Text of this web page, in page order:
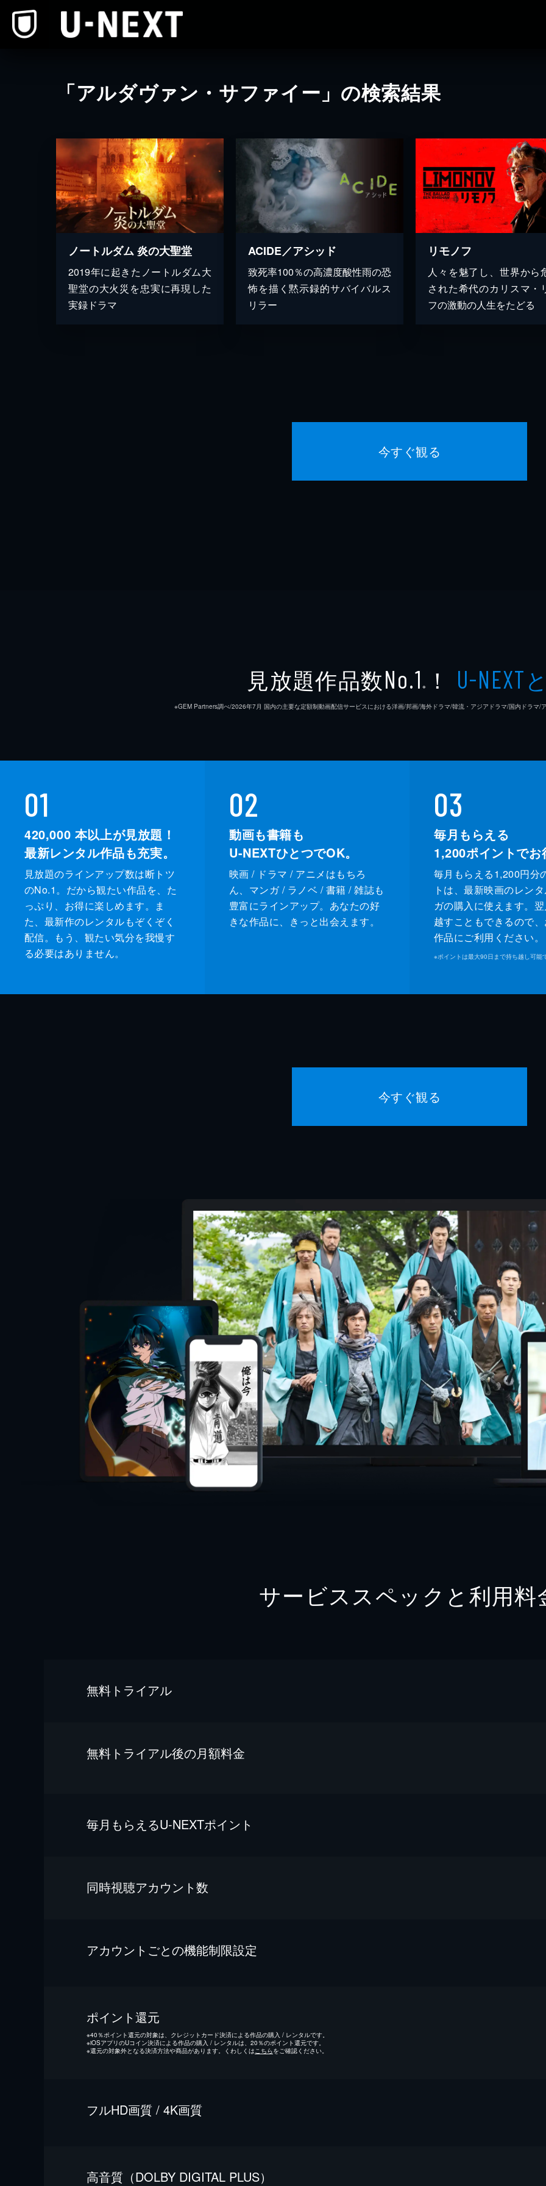
「アルダヴァン・サファイー」の検索結果
ノートルダム 炎の大聖堂
2019年に起きたノートルダム大
聖堂の大火災を忠実に再現した
実録ドラマ
ACIDE／アシッド
致死率100％の高濃度酸性雨の恐
怖を描く黙示録的サバイバルス
リラー
リモノフ
人々を魅了し、世界から
された希代のカリスマ・
フの激動の人生をたどる
今すぐ観る
見放題作品数No.1 ※ ！ U-NEXT
※GEM Partners調べ/2026年7⽉ 国内の主要な定額制動画配信サービスにおける洋画/邦画/海外ドラマ/韓流・アジアドラマ/国内ドラマ/
01
420,000 本以上が見放題！
最新レンタル作品も充実。
見放題のラインアップ数は断トツ
のNo.1。だから観たい作品を、た
っぷり、お得に楽しめます。ま
た、最新作のレンタルもぞくぞく
配信。もう、観たい気分を我慢す
る必要はありません。
02
動画も書籍も
U-NEXTひとつでOK。
映画 / ドラマ / アニメはもちろ
ん、マンガ / ラノベ / 書籍 / 雑誌も
豊富にラインアップ。あなたの好
きな作品に、きっと出会えます。
03
毎月もらえる
1,200ポイントでお
毎月もらえる1,200円分
トは、最新映画のレン
ガの購入に使えます。
越すこともできるので
作品にご利用ください。
※ポイントは最大90日まで持ち越し可能
今すぐ観る
サービススペックと利用料
無料トライアル
無料トライアル後の⽉額料金
毎⽉もらえるU-NEXTポイント
同時視聴アカウント数
アカウントごとの機能制限設定
ポイント還元
※40％ポイント還元の対象は、クレジットカード決済による作品の購入 / レンタルです。
※iOSアプリのUコイン決済による作品の購入 / レンタルは、20％のポイント還元です。
※還元の対象外となる決済方法や商品があります。くわしくは こちらをご確認ください。
フルHD画質 / 4K画質
⾼⾳質（DOLBY DIGITAL PLUS）